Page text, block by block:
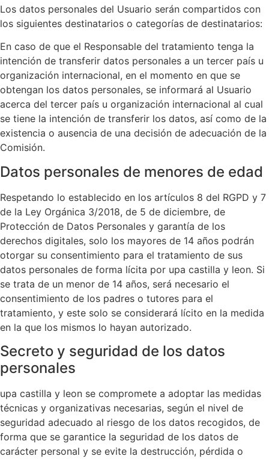
Los datos personales del Usuario serán compartidos con
los siguientes destinatarios o categorías de destinatarios:
En caso de que el Responsable del tratamiento tenga la
intención de transferir datos personales a un tercer país u
organización internacional, en el momento en que se
obtengan los datos personales, se informará al Usuario
acerca del tercer país u organización internacional al cual
se tiene la intención de transferir los datos, así como de la
existencia o ausencia de una decisión de adecuación de la
Comisión.
Datos personales de menores de edad
Respetando lo establecido en los artículos 8 del RGPD y 7
de la Ley Orgánica 3/2018, de 5 de diciembre, de
Protección de Datos Personales y garantía de los
derechos digitales, solo los mayores de 14 años podrán
otorgar su consentimiento para el tratamiento de sus
datos personales de forma lícita por upa castilla y leon. Si
se trata de un menor de 14 años, será necesario el
consentimiento de los padres o tutores para el
tratamiento, y este solo se considerará lícito en la medida
en la que los mismos lo hayan autorizado.
Secreto y seguridad de los datos
personales
upa castilla y leon se compromete a adoptar las medidas
técnicas y organizativas necesarias, según el nivel de
seguridad adecuado al riesgo de los datos recogidos, de
forma que se garantice la seguridad de los datos de
carácter personal y se evite la destrucción, pérdida o